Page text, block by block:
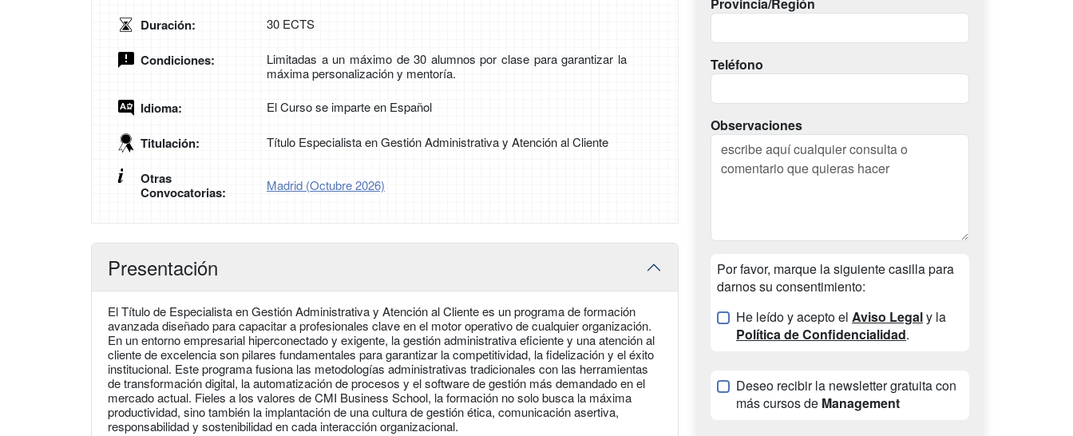
Duración: 30 ECTS
Condiciones:
Limitadas a un máximo de 30 alumnos por clase para garantizar la
máxima personalización y mentoría.
Idioma: El Curso se imparte en Español
Titulación: Título Especialista en Gestión Administrativa y Atención al Cliente
Otras
Convocatorias:
Madrid (Octubre 2026)
Presentación
El Título de Especialista en Gestión Administrativa y Atención al Cliente es un programa de formación
avanzada diseñado para capacitar a profesionales clave en el motor operativo de cualquier organización.
En un entorno empresarial hiperconectado y exigente, la gestión administrativa eficiente y una atención al
cliente de excelencia son pilares fundamentales para garantizar la competitividad, la fidelización y el éxito
institucional. Este programa fusiona las metodologías administrativas tradicionales con las herramientas
de transformación digital, la automatización de procesos y el software de gestión más demandado en el
mercado actual. Fieles a los valores de CMI Business School, la formación no solo busca la máxima
productividad, sino también la implantación de una cultura de gestión ética, comunicación asertiva,
responsabilidad y sostenibilidad en cada interacción organizacional.
Provincia/Región
Teléfono
Observaciones
Por favor, marque la siguiente casilla para
darnos su consentimiento:
He leído y acepto el Aviso Legaly la
Política de Confidencialidad.
Deseo recibir la newsletter gratuita con
más cursos de Management